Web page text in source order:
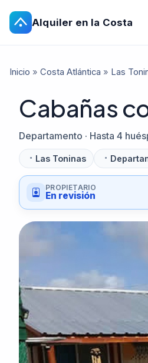
Alquiler en la Costa
Inicio » Costa Atlántica » Las
Cabañas
Departamento · Hasta 4
Las Toninas
PROPIETARIO
En revisión